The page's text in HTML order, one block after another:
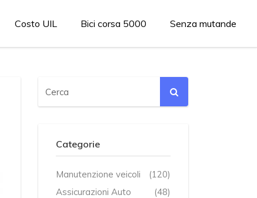
Costo UIL Bici corsa 5000 Senza mutande
Categorie
Manutenzione veicoli
(120)
Assicurazioni Auto
(48)